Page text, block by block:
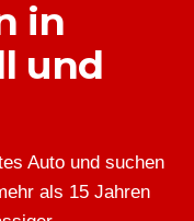
in
und
Auto und suchen
als 15 Jahren